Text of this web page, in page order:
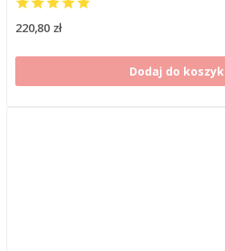
220,80 zł
Dodaj do